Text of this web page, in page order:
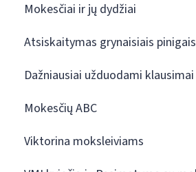
Mokesčiai ir jų dydžiai
Atsiskaitymas grynaisiais pinigais
Dažniausiai užduodami klausimai
Mokesčių ABC
Viktorina moksleiviams